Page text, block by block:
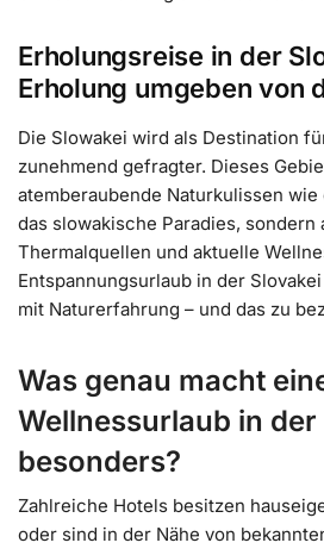
Erholungsreise in der
Erholung umgeben von
Die Slowakei wird als Destination
zunehmend gefragter. Dieses
atemberaubende Naturkulissen wie
das slowakische Paradies, sondern
Thermalquellen und aktuelle
Entspannungsurlaub in der
mit Naturerfahrung – und das zu
Was genau macht
Wellnessurlaub in der
besonders?
Zahlreiche Hotels besitzen
oder sind in der Nähe von